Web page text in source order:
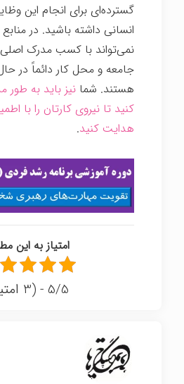
گسترده‌ای برای انجام این
انسانی داشته باشید. در
نمی‌تواند با کسب مدرک
جامعه و محل کار دائماً در
هستند. شما نیز باید به طور
کنید تا نیروی کارتان را با
هدایت کنید.
امتیاز به این
5/5 - (3 امتیاز)